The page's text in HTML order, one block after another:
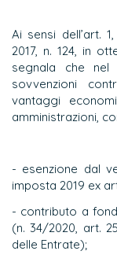
Ai sensi dell’art.
2017, n. 124, in
segnala che
sovvenzioni
vantaggi
amministrazioni,
- esenzione dal
imposta 2019 ex
- contributo a
(n. 34/2020, art.
delle Entrate);